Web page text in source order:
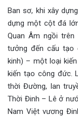
Ban sơ, khi xây
dựng một cột đá
Quan Âm ngồi
tưởng đến cấu tạo
kinh) – một loại
kiến tạo công đức.
thời Đường, lan
Thời Đinh – Lê ở
Nam Việt vương